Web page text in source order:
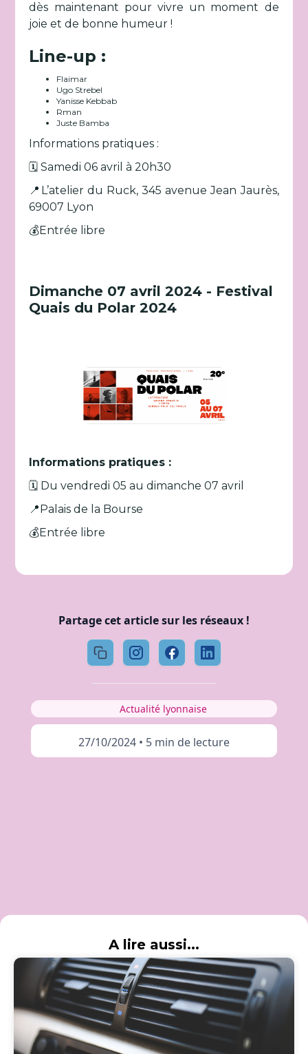
dès maintenant pour vivre un moment de
joie et de bonne humeur !
Line-up :
Flaimar
Ugo Strebel
Yanisse Kebbab
Rman
Juste Bamba
Informations pratiques :
🗓️ Samedi 06 avril à 20h30
📍L’atelier du Ruck, 345 avenue Jean Jaurès,
69007 Lyon
💰Entrée libre
Dimanche 07 avril 2024 - Festival
Quais du Polar 2024
Informations pratiques :
🗓️ Du vendredi 05 au dimanche 07 avril
📍Palais de la Bourse
💰Entrée libre
Partage cet article sur les réseaux !
Actualité lyonnaise
27/10/2024 • 5 min de lecture
A lire aussi...